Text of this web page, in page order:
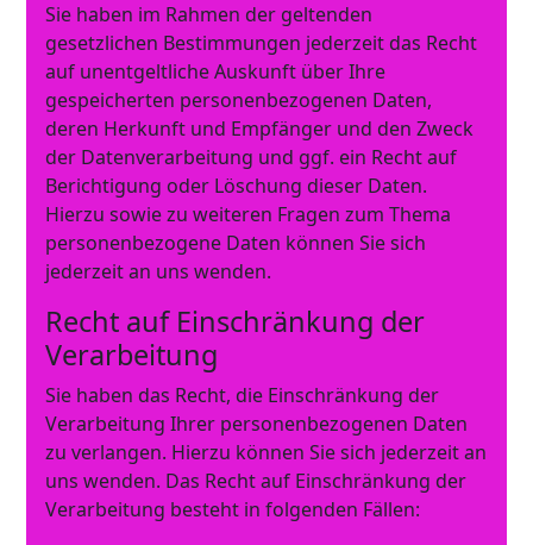
Sie haben im Rahmen der geltenden
gesetzlichen Bestimmungen jederzeit das Recht
auf unentgeltliche Auskunft über Ihre
gespeicherten personenbezogenen Daten,
deren Herkunft und Empfänger und den Zweck
der Datenverarbeitung und ggf. ein Recht auf
Berichtigung oder Löschung dieser Daten.
Hierzu sowie zu weiteren Fragen zum Thema
personenbezogene Daten können Sie sich
jederzeit an uns wenden.
Recht auf Einschränkung der
Verarbeitung
Sie haben das Recht, die Einschränkung der
Verarbeitung Ihrer personenbezogenen Daten
zu verlangen. Hierzu können Sie sich jederzeit an
uns wenden. Das Recht auf Einschränkung der
Verarbeitung besteht in folgenden Fällen: